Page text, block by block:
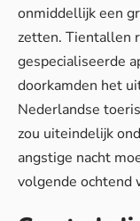
onmiddellijk een
zetten. Tientallen
gespecialiseerde
doorkamden het
Nederlandse
zou uiteindelijk
angstige nacht
volgende ochtend